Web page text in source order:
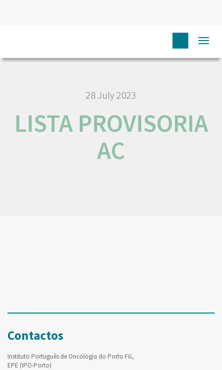
28 July 2023
LISTA PROVISORIA
AC
Contactos
Instituto Português de Oncologia do Porto FG,
EPE (IPO-Porto)